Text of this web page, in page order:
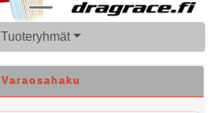
Tuoteryhmät
Varaosahaku